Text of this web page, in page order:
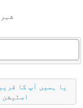
یا ہمیں آپ کا
اسٹیشن